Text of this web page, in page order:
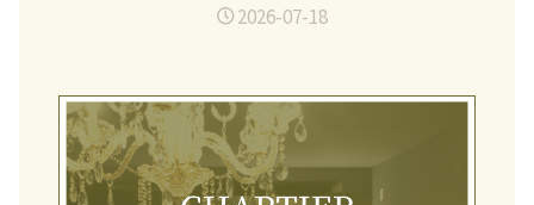
2026-07-18